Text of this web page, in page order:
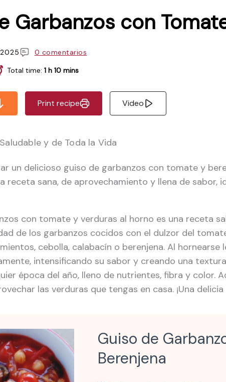
Garbanzos con
0 comentarios
Total time: 1 h 10 mins
Print recipe Video
y de Toda la Vida
un delicioso guiso de garbanzos con tomate y
receta sana, de aprovechamiento y llena de sabor,
con tomate y verduras al horno es una receta
de los garbanzos cocidos con el dulzor del
cebolla, calabacín o berenjena. Al
intensificando su sabor y creando una
época del año, lleno de nutrientes, fibra y color.
las verduras que tengas en casa. ¡Una
Guiso de
Berenjena